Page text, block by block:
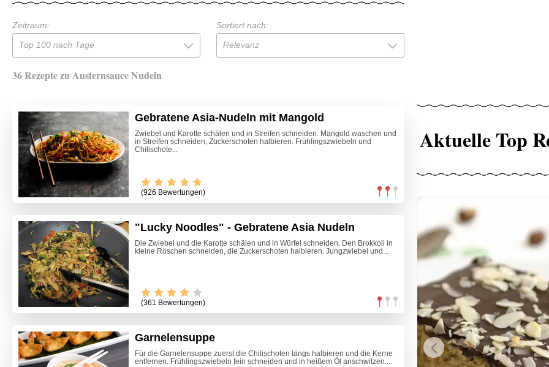
Zeitraum:
Top 100 nach Tage
Sortiert nach:
Relevanz
36 Rezepte zu Austernsauce Nudeln
Gebratene Asia-Nudeln mit Mangold
Zwiebel und Karotte schälen und in Streifen schneiden. Mangold waschen und
in Streifen schneiden, Zuckerschoten halbieren. Frühlingszwiebeln und
Chilischote...
(926 Bewertungen)
"Lucky Noodles" - Gebratene Asia Nudeln
Die Zwiebel und die Karotte schälen und in Würfel schneiden. Den Brokkoli in
kleine Röschen schneiden, die Zuckerschoten halbieren. Jungzwiebel und...
(361 Bewertungen)
Garnelensuppe
Für die Garnelensuppe zuerst die Chilischoten längs halbieren und die Kerne
entfernen. Frühlingszwiebeln fein schneiden und in heißem Öl anschwitzen....
Aktuelle Top
Previous